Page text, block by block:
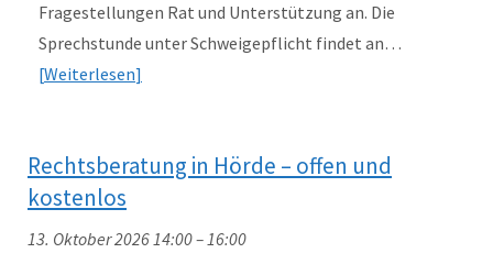
Fragestellungen Rat und Unterstützung an. Die
Sprechstunde unter Schweigepflicht findet an…
Weiterlesen
Rechtsberatung in Hörde – offen und
kostenlos
13. Oktober 2026 14:00–16:00